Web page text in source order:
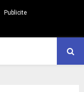
Publicite